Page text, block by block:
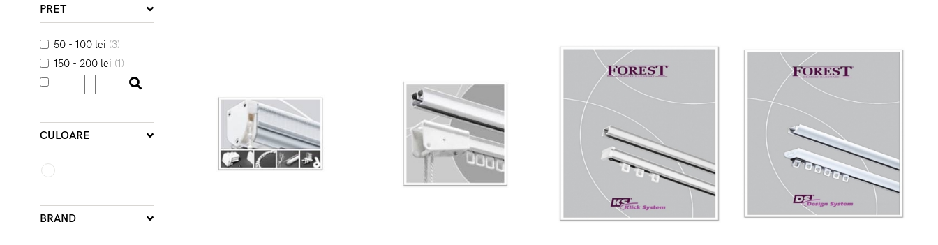
PRET
50 - 100 lei (3)
150 - 200 lei (1)
-
CULOARE
BRAND